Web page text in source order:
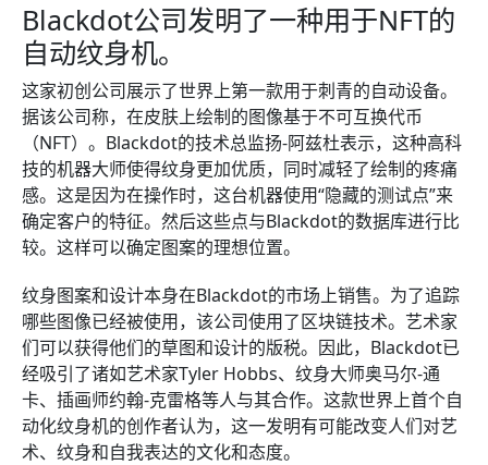
Blackdot公司发明了一种用于NFT的
自动纹身机。
这家初创公司展示了世界上第一款用于刺青的自动设备。
据该公司称，在皮肤上绘制的图像基于不可互换代币
（NFT）。Blackdot的技术总监扬-阿兹杜表示，这种高科
技的机器大师使得纹身更加优质，同时减轻了绘制的疼痛
感。这是因为在操作时，这台机器使用“隐藏的测试点”来
确定客户的特征。然后这些点与Blackdot的数据库进行比
较。这样可以确定图案的理想位置。
纹身图案和设计本身在Blackdot的市场上销售。为了追踪
哪些图像已经被使用，该公司使用了区块链技术。艺术家
们可以获得他们的草图和设计的版税。因此，Blackdot已
经吸引了诸如艺术家Tyler Hobbs、纹身大师奥马尔-通
卡、插画师约翰-克雷格等人与其合作。这款世界上首个自
动化纹身机的创作者认为，这一发明有可能改变人们对艺
术、纹身和自我表达的文化和态度。